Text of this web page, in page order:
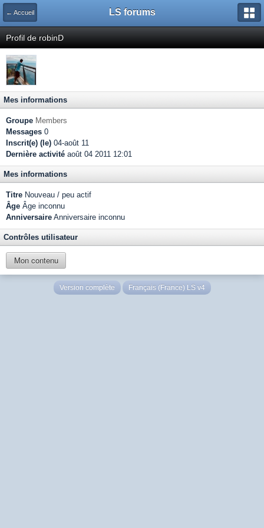
← Accueil LS forums
Profil de robinD
Mes informations
Groupe Members
Messages 0
Inscrit(e) (le) 04-août 11
Dernière activité août 04 2011 12:01
Mes informations
Titre Nouveau / peu actif
Âge Âge inconnu
Anniversaire Anniversaire inconnu
Contrôles utilisateur
Mon contenu
Version complète Français (France) LS v4